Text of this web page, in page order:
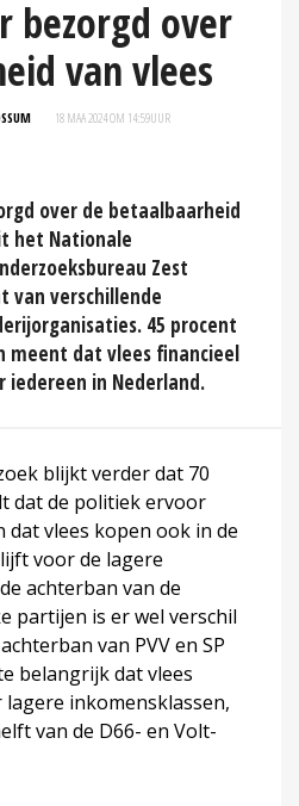
bezorgd over
van vlees
18 MAA 2024 OM 14:59UUR
over de betaalbaarheid
het Nationale
Zest
van verschillende
45 procent
meent dat vlees financieel
iedereen in Nederland.
blijkt verder dat 70
dat de politiek ervoor
dat vlees kopen ook in de
voor de lagere
achterban van de
partijen is er wel verschil
van PVV en SP
belangrijk dat vlees
inkomensklassen,
van de D66- en Volt-